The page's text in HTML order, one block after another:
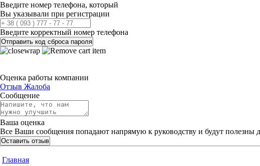
Введите номер телефона, который
Вы указывали при регистрации
Введите корректный номер телефона
Отправить код сброса пароля
Оценка работы компании
Отзыв Жалоба
Сообщение
Ваша оценка
Все Ваши сообщения попадают напрямую к руководству и будут полезны
Оставить отзыв
Главная